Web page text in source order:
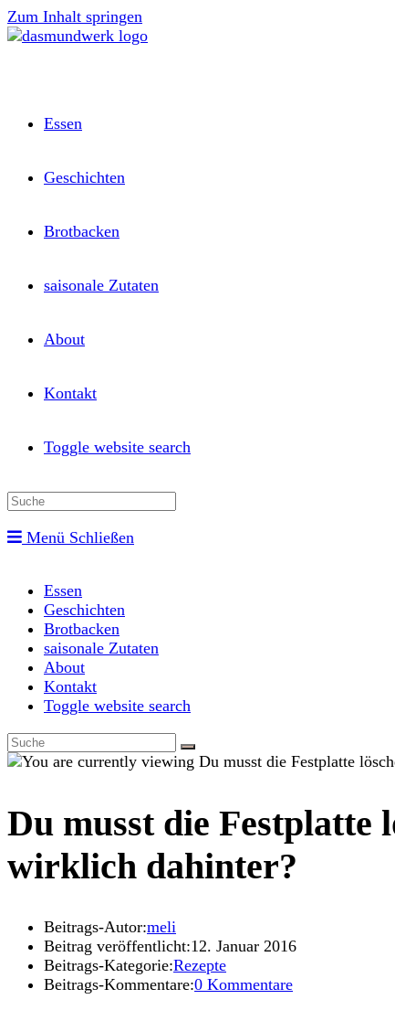
Zum Inhalt springen
Essen
Geschichten
Brotbacken
saisonale Zutaten
About
Kontakt
Toggle website search
Menü Schließen
Essen
Geschichten
Brotbacken
saisonale Zutaten
About
Kontakt
Toggle website search
Du musst die Festplatte
wirklich dahinter?
Beitrags-Autor:meli
Beitrag veröffentlicht:12. Januar 2016
Beitrags-Kategorie:Rezepte
Beitrags-Kommentare:0 Kommentare